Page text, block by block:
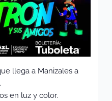
llega a Manizales a
en luz y color.